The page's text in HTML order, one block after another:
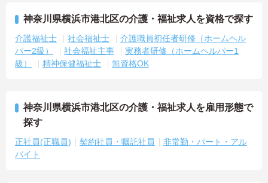
神奈川県横浜市港北区の介護・福祉求人を資格で探す
介護福祉士 社会福祉士
介護職員初任者研修（ホームヘル
パー2級）
社会福祉主事
実務者研修（ホームヘルパー1
級）
精神保健福祉士 無資格OK
神奈川県横浜市港北区の介護・福祉求人を雇用形態で
探す
正社員(正職員) 契約社員・嘱託社員
非常勤・パート・アル
バイト